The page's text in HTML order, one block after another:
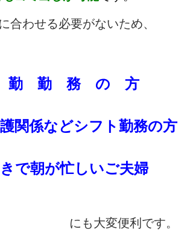
合わせる必要がないため、
勤 勤 務 の 方
関係などシフト勤務の方
で朝が忙しいご夫婦
にも大変便利です。